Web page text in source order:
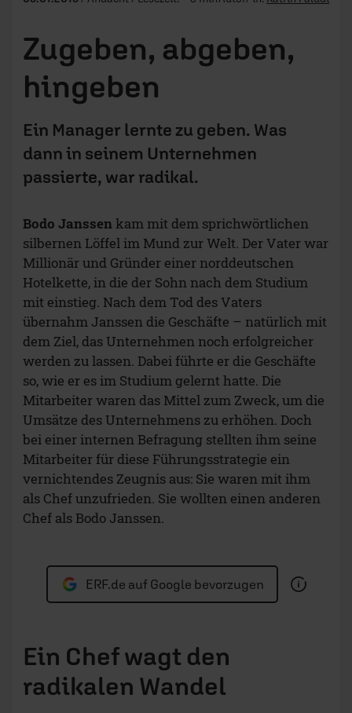
Zugeben, abgeben,
hingeben
Ein Manager lernte zu geben. Was
dann in seinem Unternehmen
passierte, war radikal.
Bodo Janssenkam mit dem sprichwörtlichen
silbernen Löffel im Mund zur Welt. Der Vater war
Millionär und Gründer einer norddeutschen
Hotelkette, in die der Sohn nach dem Studium
mit einstieg. Nach dem Tod des Vaters
übernahm Janssen die Geschäfte – natürlich mit
dem Ziel, das Unternehmen noch erfolgreicher
werden zu lassen. Dabei führte er die Geschäfte
so, wie er es im Studium gelernt hatte. Die
Mitarbeiter waren das Mittel zum Zweck, um die
Umsätze des Unternehmens zu erhöhen. Doch
bei einer internen Befragung stellten ihm seine
Mitarbeiter für diese Führungsstrategie ein
vernichtendes Zeugnis aus: Sie waren mit ihm
als Chef unzufrieden. Sie wollten einen anderen
Chef als Bodo Janssen.
ERF.de auf Google bevorzugen
Ein Chef wagt den
radikalen Wandel